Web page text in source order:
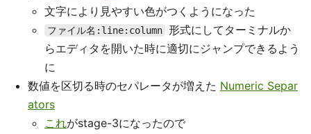
文字により見やすい色がつくようになった
ファイル名:line:column 形式にしてターミナルか
らエディタを開いた時に適切にジャンプできるよう
に
数値を区切る時のセパレータが増えた Numeric Separ
ators
これがstage-3になったので